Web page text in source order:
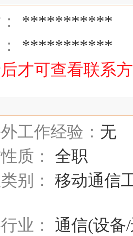
***********
***********
后才可查看联
工作经验： 无
质：
全职
别：
移动通信
业：
通信(设备